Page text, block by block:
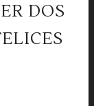
DOS